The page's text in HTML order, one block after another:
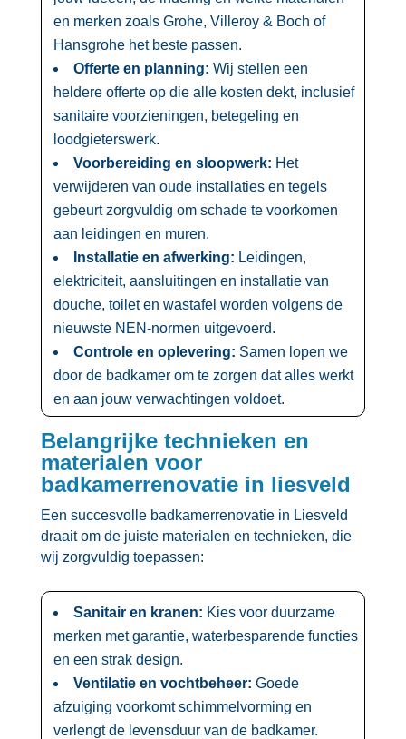
en merken zoals Grohe, Villeroy & Boch of
Hansgrohe het beste passen.​
Offerte en planning: Wij stellen een
heldere offerte op die alle kosten dekt, inclusief
sanitaire voorzieningen, betegeling en
loodgieterswerk.​
Voorbereiding en sloopwerk: Het
verwijderen van oude installaties en tegels
gebeurt zorgvuldig om schade te voorkomen
aan leidingen en muren.​
Installatie en afwerking: Leidingen,
elektriciteit, aansluitingen en installatie van
douche, toilet en wastafel worden volgens de
nieuwste NEN-normen uitgevoerd.​
Controle en oplevering: Samen lopen we
door de badkamer om te zorgen dat alles werkt
en aan jouw verwachtingen voldoet.​
Belangrijke technieken en
materialen voor
badkamerrenovatie in liesveld
Een succesvolle badkamerrenovatie in Liesveld
draait om de juiste materialen en technieken, die
wij zorgvuldig toepassen:
Sanitair en kranen: Kies voor duurzame
merken met garantie, waterbesparende functies
en een strak design.​
Ventilatie en vochtbeheer: Goede
afzuiging voorkomt schimmelvorming en
verlengt de levensduur van de badkamer.​